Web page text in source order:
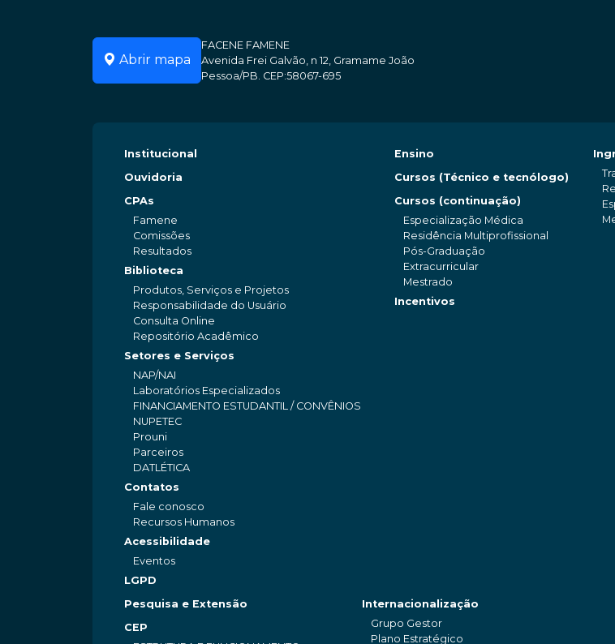
Abrir mapa
FACENE FAMENE
Avenida Frei Galvão, n 12, Gramame João
Pessoa/PB. CEP:58067-695
Institucional
Ouvidoria
CPAs
Famene
Comissões
Resultados
Biblioteca
Produtos, Serviços e Projetos
Responsabilidade do Usuário
Consulta Online
Repositório Acadêmico
Setores e Serviços
NAP/NAI
Laboratórios Especializados
FINANCIAMENTO ESTUDANTIL / CONVÊNIOS
NUPETEC
Prouni
Parceiros
DATLÉTICA
Contatos
Fale conosco
Recursos Humanos
Acessibilidade
Eventos
LGPD
Ensino
Cursos (Técnico e tecnólogo)
Cursos (continuação)
Especialização Médica
Residência Multiprofissional
Pós-Graduação
Extracurricular
Mestrado
Incentivos
Pesquisa e Extensão
CEP
Internacionalização
Grupo Gestor
Plano Estratégico